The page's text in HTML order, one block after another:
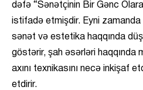
dəfə “Sənətçinin Bir Gənc
istifadə etmişdir. Eyni
sənət və estetika haqqında
göstərir, şah əsərləri haqqında
axını texnikasını necə inkişaf
etdirir.